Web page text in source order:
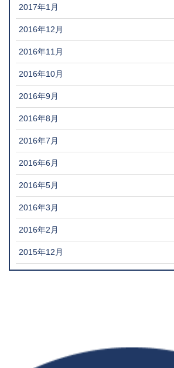
2017年1月
2016年12月
2016年11月
2016年10月
2016年9月
2016年8月
2016年7月
2016年6月
2016年5月
2016年3月
2016年2月
2015年12月